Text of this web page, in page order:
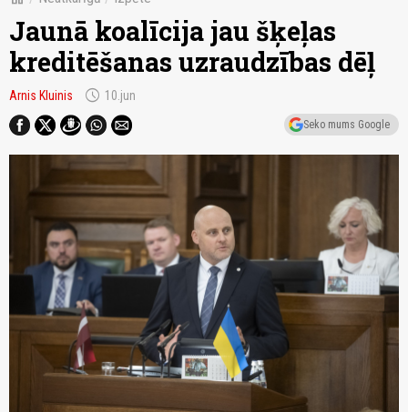
Jaunā koalīcija jau šķeļas
kreditēšanas uzraudzības dēļ
Arnis Kluinis schedule 10.jun
Seko mums Google